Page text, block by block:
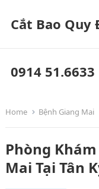
Cắt Bao Quy
0914 51.6633
Home Bệnh Giang Mai
Phòng
Mai Tại Tân